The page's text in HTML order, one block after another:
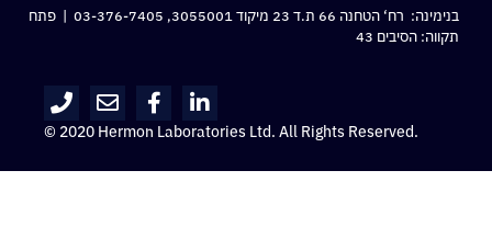
בנימינה: רח‘ הטחנה 66 ת.ד 23 מיקוד 3055001,
03-376-7405 | פתח
תקווה: הסיבים 43
© 2020 Hermon Laboratories Ltd. All Rights Reserved.